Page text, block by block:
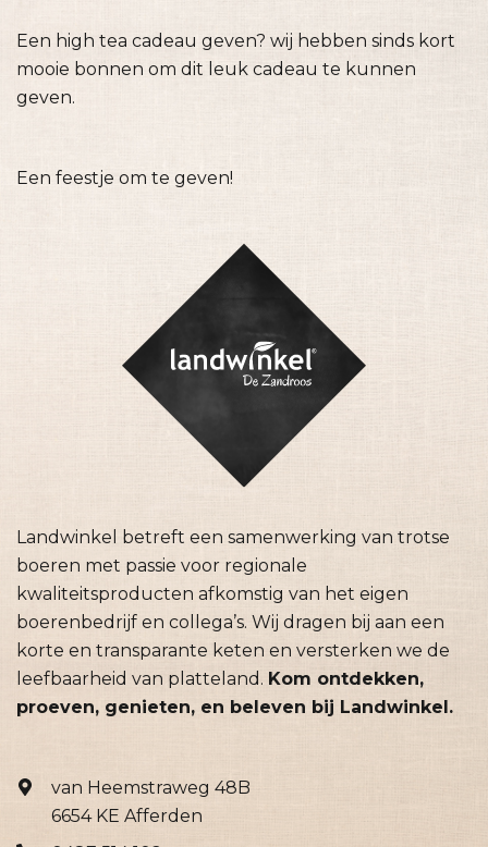
Een high tea cadeau geven? wij hebben sinds kort
mooie bonnen om dit leuk cadeau te kunnen
geven.
Een feestje om te geven!
Landwinkel betreft een samenwerking van trotse
boeren met passie voor regionale
kwaliteitsproducten afkomstig van het eigen
boerenbedrijf en collega’s. Wij dragen bij aan een
korte en transparante keten en versterken we de
leefbaarheid van platteland. Kom ontdekken,
proeven, genieten, en beleven bij Landwinkel.
van Heemstraweg 48B
6654 KE Afferden